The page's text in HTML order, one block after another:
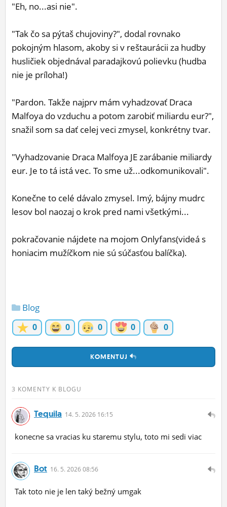
"Eh, no...asi nie".
"Tak čo sa pýtaš chujoviny?", dodal rovnako
pokojným hlasom, akoby si v reštaurácii za hudby
husličiek objednával paradajkovú polievku (hudba
nie je príloha!)
"Pardon. Takže najprv mám vyhadzovať Draca
Malfoya do vzduchu a potom zarobiť miliardu eur?",
snažil som sa dať celej veci zmysel, konkrétny tvar.
"Vyhadzovanie Draca Malfoya JE zarábanie miliardy
eur. Je to tá istá vec. To sme už...odkomunikovali".
Konečne to celé dávalo zmysel. Imý, bájny mudrc
lesov bol naozaj o krok pred nami všetkými...
pokračovanie nájdete na mojom Onlyfans(videá s
honiacim mužíčkom nie sú súčasťou balíčka).
Blog
0 0 0 0 0
KOMENTUJ
3 KOMENTY K BLOGU
Tequila 14. 5. 2026 16:15
konecne sa vracias ku staremu stylu, toto mi sedi viac
Bot 16. 5. 2026 08:56
Tak toto nie je len taký bežný umgak